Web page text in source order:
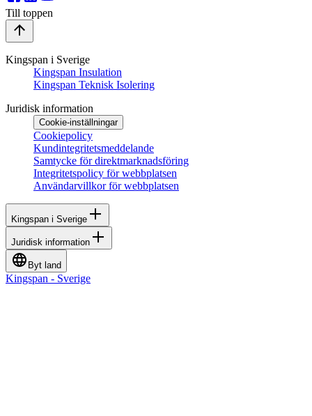
Till toppen
Kingspan i Sverige
Kingspan Insulation
Kingspan Teknisk Isolering
Juridisk information
Cookie-inställningar
Cookiepolicy
Kundintegritetsmeddelande
Samtycke för direktmarknadsföring
Integritetspolicy för webbplatsen
Användarvillkor för webbplatsen
Kingspan i Sverige
Juridisk information
Byt land
Kingspan - Sverige